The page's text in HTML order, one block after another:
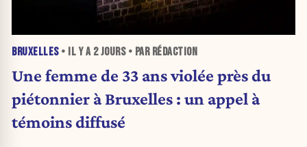
BRUXELLES• IL Y A 2 JOURS• PAR RÉDACTION
Une femme de 33 ans violée près du
piétonnier à Bruxelles : un appel à
témoins diffusé